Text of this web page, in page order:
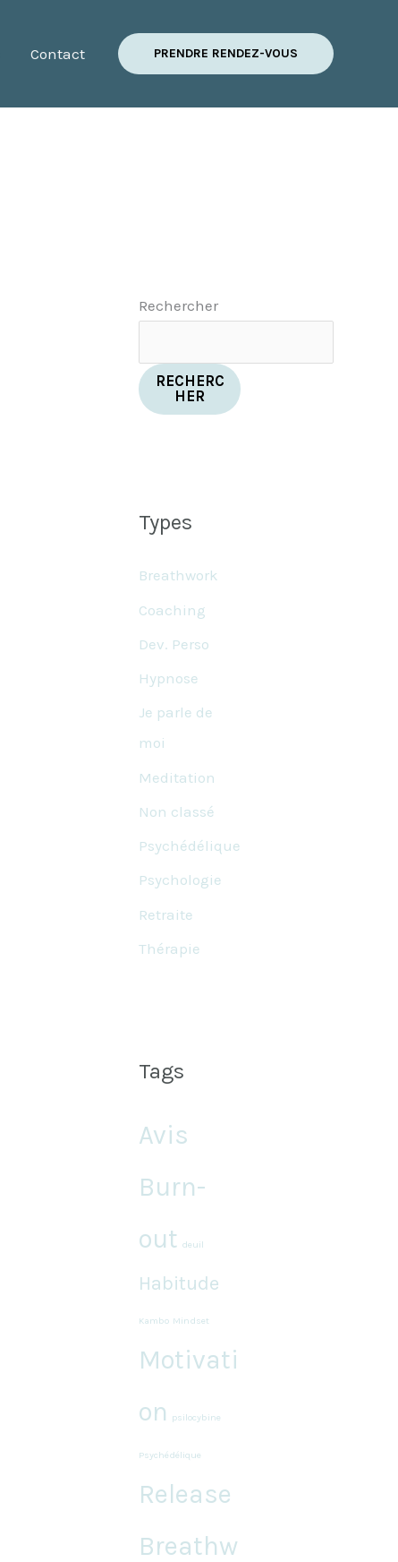
Contact PRENDRE RENDEZ-VOUS
Rechercher
RECHERC
HER
Types
Breathwork
Coaching
Dev. Perso
Hypnose
Je parle de
moi
Meditation
Non classé
Psychédélique
Psychologie
Retraite
Thérapie
Tags
Avis
Burn-
out deuil
Habitude
Kambo Mindset
Motivati
on
psilocybine
Psychédélique
Release
Breathw